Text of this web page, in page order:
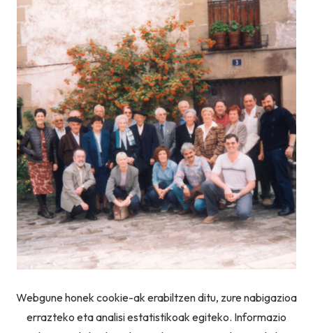
Webgune honek cookie-ak erabiltzen ditu, zure nabigazioa
errazteko eta analisi estatistikoak egiteko. Informazio